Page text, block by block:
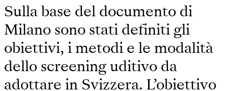
Sulla base del documento di
Milano sono stati definiti gli
obiettivi, i metodi e le modalità
dello screening uditivo da
adottare in Svizzera. L’obiettivo